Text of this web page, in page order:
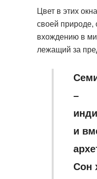
Цвет в этих
своей природе,
вхождению в
лежащий за
–
и
Сон